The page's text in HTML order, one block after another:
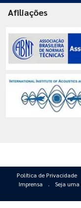
Afiliações
Política de Privacidade
Imprensa
. Seja uma